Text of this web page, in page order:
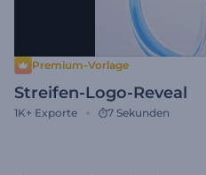
Premium-Vorlage
Streifen-Logo-Reveal
1K+ Exporte 7 Sekunden